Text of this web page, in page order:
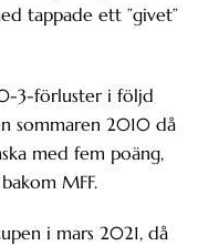
tappade ett ”givet”
3-förluster i följd
sommaren 2010 då
med fem poäng,
MFF.
i mars 2021, då